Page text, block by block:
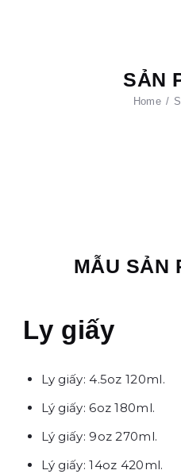
SẢN
Home
CỐC
AN TOÀN – THÂN
Sản phẩm
MẪU SẢN
Ly giấy
Ly giấy: 4.5oz 120ml.
Lý giấy: 6oz 180ml.
Lý giấy: 9oz 270ml.
Lý giấy: 14oz 420ml.